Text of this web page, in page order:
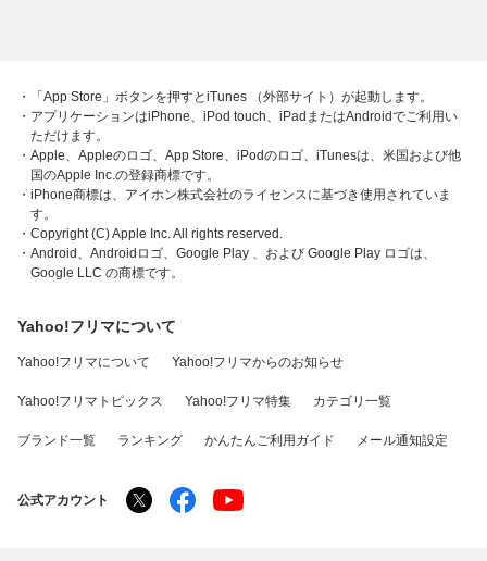
・「App Store」ボタンを押すとiTunes （外部サイト）が起動します。
・アプリケーションはiPhone、iPod touch、iPadまたはAndroidでご利用い
ただけます。
・Apple、Appleのロゴ、App Store、iPodのロゴ、iTunesは、米国および他
国のApple Inc.の登録商標です。
・iPhone商標は、アイホン株式会社のライセンスに基づき使用されていま
す。
・Copyright (C) Apple Inc. All rights reserved.
・Android、Androidロゴ、Google Play 、および Google Play ロゴは、
Google LLC の商標です。
Yahoo!フリマについて
Yahoo!フリマについて Yahoo!フリマからのお知らせ
Yahoo!フリマトピックス Yahoo!フリマ特集 カテゴリ一覧
ブランド一覧 ランキング かんたんご利用ガイド メール通知設定
公式アカウント